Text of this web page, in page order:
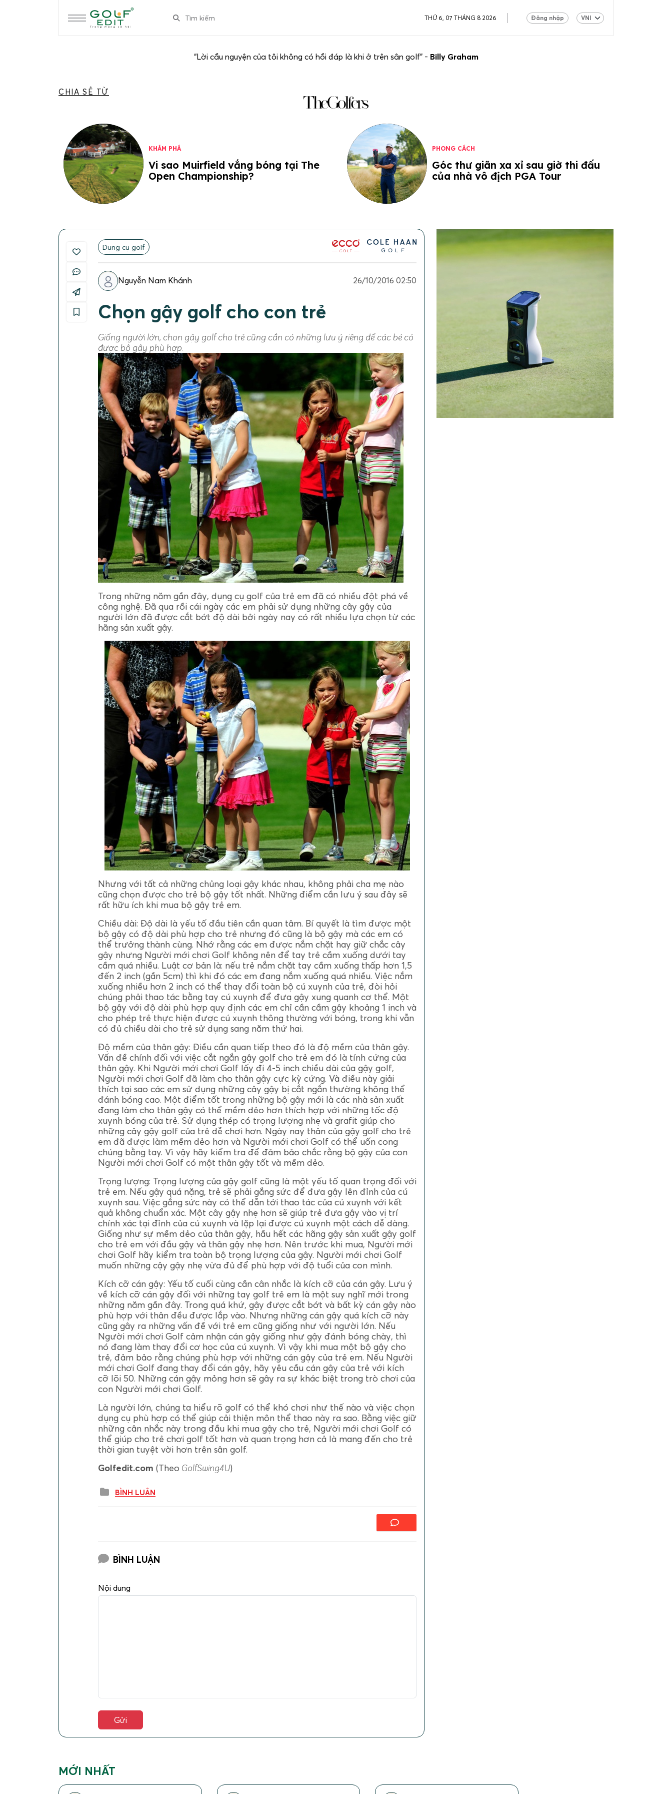
THỨ 6, 07 THÁNG 8 2026 Đăng nhập
“Lời cầu nguyện của tôi không có hồi đáp là khi ở trên sân golf” - Billy Graham
CHIA SẺ TỪ
KHÁM PHÁ
Vi sao Muirfield vắng bóng tại The
Open Championship?
PHONG CÁCH
Góc thư giãn xa xỉ sau giờ thi đấu
của nhà vô địch PGA Tour
Dụng cụ golf
Nguyễn Nam Khánh 26/10/2016 02:50
Chọn gậy golf cho con trẻ
Giống người lớn, chọn gậy golf cho trẻ cũng cần có những lưu ý riêng để các bé có
được bộ gậy phù hợp.
Trong những năm gần đây, dụng cụ golf của trẻ em đã có nhiều đột phá về
công nghệ. Đã qua rồi cái ngày các em phải sử dụng những cây gậy của
người lớn đã được cắt bớt độ dài bởi ngày nay có rất nhiều lựa chọn từ các
hãng sản xuất gậy.
Nhưng với tất cả những chủng loại gậy khác nhau, không phải cha mẹ nào
cũng chọn được cho trẻ bộ gậy tốt nhất. Những điểm cần lưu ý sau đây sẽ
rất hữu ích khi mua bộ gậy trẻ em.
Chiều dài: Độ dài là yếu tố đầu tiên cần quan tâm. Bí quyết là tìm được một
bộ gậy có độ dài phù hợp cho trẻ nhưng đó cũng là bộ gậy mà các em có
thể trưởng thành cùng. Nhớ rằng các em được nắm chặt hay giữ chắc cây
gậy nhưng Người mới chơi Golf không nên để tay trẻ cầm xuống dưới tay
cầm quá nhiều. Luật cơ bản là: nếu trẻ nắm chặt tay cầm xuống thấp hơn 1,5
đến 2 inch (gần 5cm) thì khi đó các em đang nắm xuống quá nhiều. Việc nắm
xuống nhiều hơn 2 inch có thể thay đổi toàn bộ cú xuynh của trẻ, đòi hỏi
chúng phải thao tác bằng tay cú xuynh để đưa gậy xung quanh cơ thể. Một
bộ gậy với độ dài phù hợp quy định các em chỉ cần cầm gậy khoảng 1 inch và
cho phép trẻ thực hiện được cú xuynh thông thường với bóng, trong khi vẫn
có đủ chiều dài cho trẻ sử dụng sang năm thứ hai.
Độ mềm của thân gậy: Điều cần quan tiếp theo đó là độ mềm của thân gậy.
Vấn đề chính đối với việc cắt ngắn gậy golf cho trẻ em đó là tính cứng của
thân gậy. Khi Người mới chơi Golf lấy đi 4-5 inch chiều dài của gậy golf,
Người mới chơi Golf đã làm cho thân gậy cực kỳ cứng. Và điều này giải
thích tại sao các em sử dụng những cây gậy bị cắt ngắn thường không thể
đánh bóng cao. Một điểm tốt trong những bộ gậy mới là các nhà sản xuất
đang làm cho thân gậy có thể mềm dẻo hơn thích hợp với những tốc độ
xuynh bóng của trẻ. Sử dụng thép có trọng lượng nhẹ và grafit giúp cho
những cây gậy golf của trẻ dễ chơi hơn. Ngày nay thân của gậy golf cho trẻ
em đã được làm mềm dẻo hơn và Người mới chơi Golf có thể uốn cong
chúng bằng tay. Vì vậy hãy kiểm tra để đảm bảo chắc rằng bộ gậy của con
Người mới chơi Golf có một thân gậy tốt và mềm dẻo.
Trọng lượng: Trọng lượng của gậy golf cũng là một yếu tố quan trọng đối với
trẻ em. Nếu gậy quá nặng, trẻ sẽ phải gắng sức để đưa gậy lên đỉnh của cú
xuynh sau. Việc gắng sức này có thể dẫn tới thao tác của cú xuynh với kết
quả không chuẩn xác. Một cây gậy nhẹ hơn sẽ giúp trẻ đưa gậy vào vị trí
chính xác tại đỉnh của cú xuynh và lặp lại được cú xuynh một cách dễ dàng.
Giống như sự mềm dẻo của thân gậy, hầu hết các hãng gậy sản xuất gậy golf
cho trẻ em với đầu gậy và thân gậy nhẹ hơn. Nên trước khi mua, Người mới
chơi Golf hãy kiểm tra toàn bộ trọng lượng của gậy. Người mới chơi Golf
muốn những cậy gậy nhẹ vừa đủ để phù hợp với độ tuổi của con mình.
Kích cỡ cán gậy: Yếu tố cuối cùng cần cân nhắc là kích cỡ của cán gậy. Lưu ý
về kích cỡ cán gậy đối với những tay golf trẻ em là một suy nghĩ mới trong
những năm gần đây. Trong quá khứ, gậy được cắt bớt và bất kỳ cán gậy nào
phù hợp với thân đều được lắp vào. Nhưng những cán gậy quá kích cỡ này
cũng gây ra những vấn đề với trẻ em cũng giống như với người lớn. Nếu
Người mới chơi Golf cảm nhận cán gậy giống như gậy đánh bóng chày, thì
nó đang làm thay đổi cơ học của cú xuynh. Vì vậy khi mua một bộ gậy cho
trẻ, đảm bảo rằng chúng phù hợp với những cán gậy của trẻ em. Nếu Người
mới chơi Golf đang thay đổi cán gậy, hãy yêu cầu cán gậy của trẻ với kích
cỡ lõi 50. Những cán gậy mỏng hơn sẽ gây ra sự khác biệt trong trò chơi của
con Người mới chơi Golf.
Là người lớn, chúng ta hiểu rõ golf có thể khó chơi như thế nào và việc chọn
dụng cụ phù hợp có thể giúp cải thiện môn thể thao này ra sao. Bằng việc giữ
những cân nhắc này trong đầu khi mua gậy cho trẻ, Người mới chơi Golf có
thể giúp cho trẻ chơi golf tốt hơn và quan trọng hơn cả là mang đến cho trẻ
thời gian tuyệt vời hơn trên sân golf.
Golfedit.com (Theo GolfSwing4U)
BÌNH LUẬN
BÌNH LUẬN
Nội dung
MỚI NHẤT